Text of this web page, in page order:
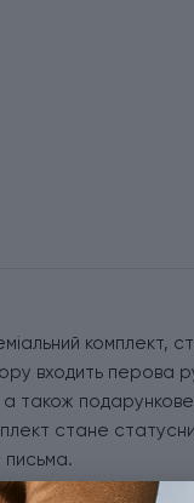
комплект,
входить перова
також
стане
письма.